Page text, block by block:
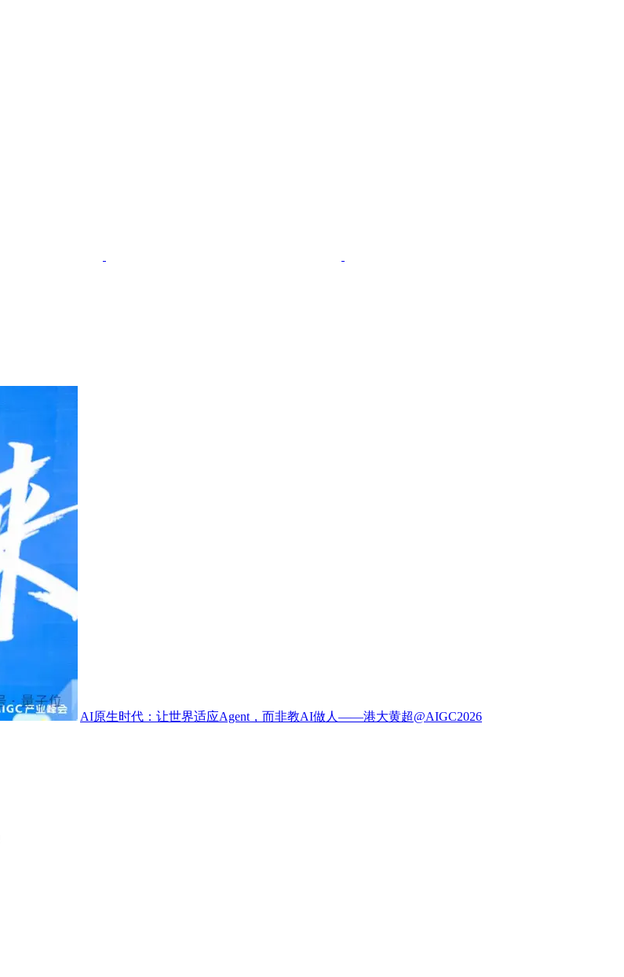
AI原生时代：让世界适应Agent，而非教AI做人——港大黄超@AIGC2026